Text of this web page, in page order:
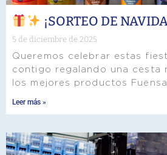
¡SORTEO DE
5 de diciembre de 2025
Queremos celebrar estas
contigo regalando una cesta
los mejores productos
Leer más »